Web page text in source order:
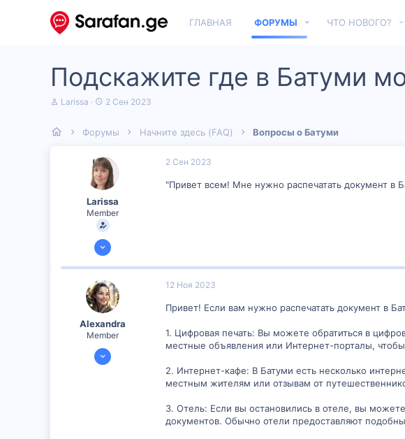
ГЛАВНАЯ ФОРУМЫ ЧТО НОВОГО?
Подскажите где в Батуми
А
о
Larissa
Д
а
а
ч
а
л
а
2 Сен 2023
Форумы Начните здесь (FAQ) Вопросы о Батуми
Larissa
Member
31 Авг 2023
2 Сен 2023
"Привет всем! Мне нужно распечатать документ в
Alexandra
Member
2 Сен 2023
12 Ноя 2023
Привет! Если вам нужно распечатать документ в
1. Цифровая печать: Вы можете обратиться в
местные объявления или Интернет-порталы,
2. Интернет-кафе: В Батуми есть несколько
местным жителям или отзывам от
3. Отель: Если вы остановились в отеле, вы
документов. Обычно отели предоставляют